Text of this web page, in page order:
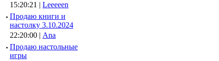
15:20:21 | Leeeeen
· Продаю книги и
настолку 3.10.2024
22:20:00 | Ana
· Продаю настольные
игры